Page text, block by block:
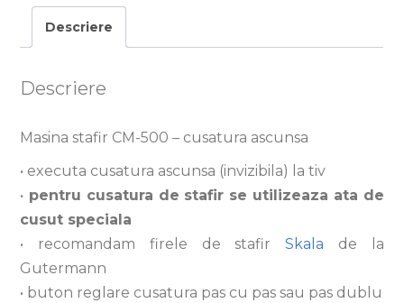
Descriere
Descriere
Masina stafir CM-500 – cusatura ascunsa
• executa cusatura ascunsa (invizibila) la tiv
• pentru cusatura de stafir se utilizeaza ata de
cusut speciala
• recomandam firele de stafirSkala de la
Gutermann
• buton reglare cusatura pas cu pas sau pas dublu